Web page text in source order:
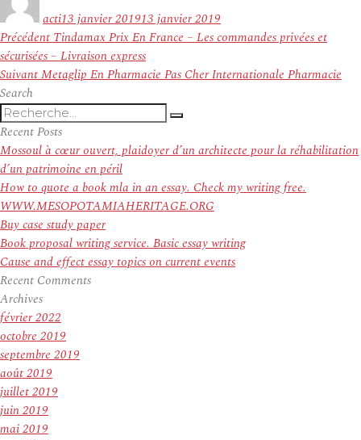
actile
13 janvier 201913 janvier 2019
Navigation
de
l’article
Précédent Article
précédent :
Tindamax Prix En France – Les commandes privées et
sécurisées – Livraison express
SuivantArticle
Metaglip En Pharmacie Pas Cher Internationale Pharmacie
Search
Recherche
pour
:
Recherche
Recent Posts
Mossoul à cœur ouvert, plaidoyer d’un architecte pour la réhabilitation
d’un patrimoine en péril
How to quote a book mla in an essay. Check my writing free.
WWW.MESOPOTAMIAHERITAGE.ORG
Buy case study paper
Book proposal writing service. Basic essay writing
Cause and effect essay topics on current events
Recent Comments
Archives
février 2022
octobre 2019
septembre 2019
août 2019
juillet 2019
juin 2019
mai 2019